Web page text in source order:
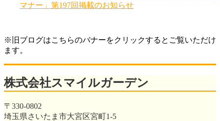
マナー」第197回掲載のお知らせ
※旧ブログはこちらのバナーをクリックするとご覧いただけ
ます。
株式会社スマイルガーデン
〒330-0802
埼玉県さいたま市大宮区宮町1-5